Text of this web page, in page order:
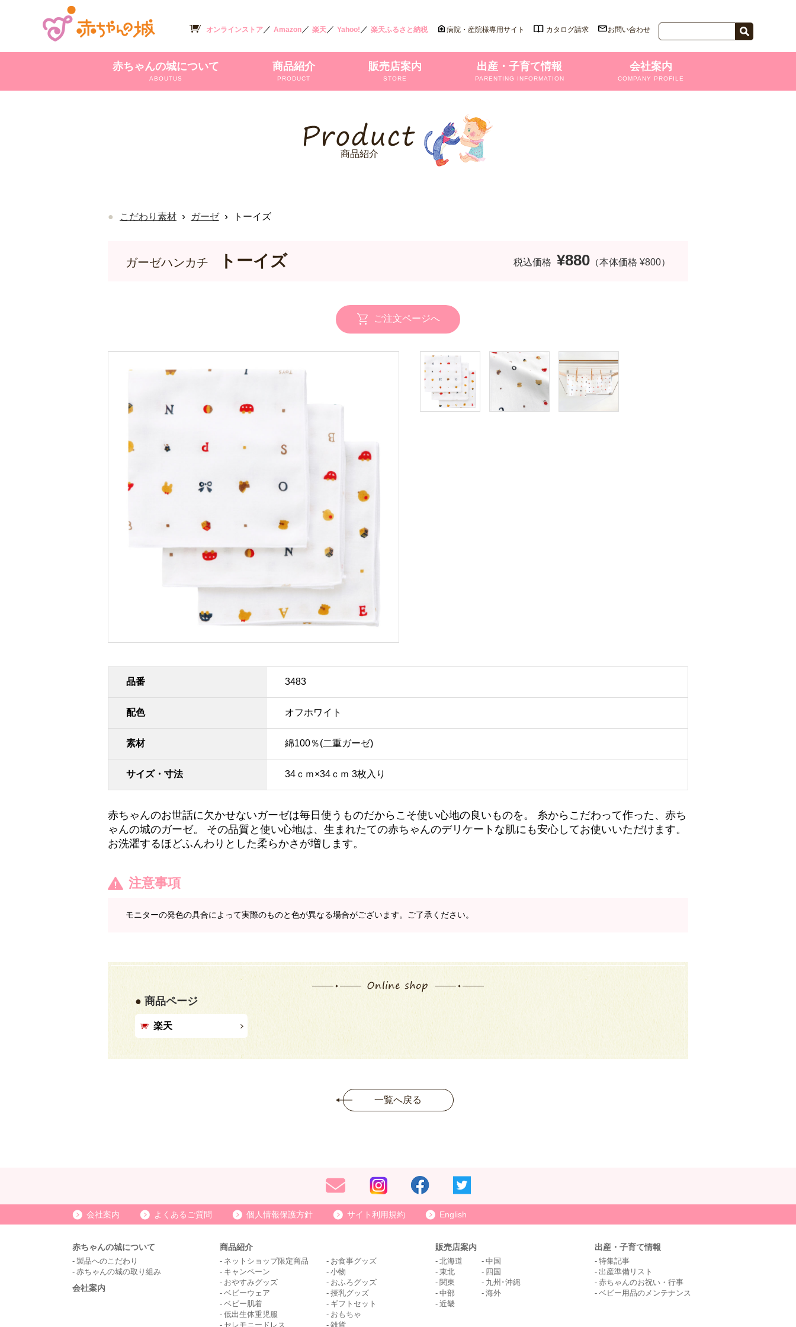
オンラインストア／ Amazon／ 楽天／ Yahoo! ／ 楽天ふるさと納税 病院・産院様専用サイト カタログ請求 お問い合わせ
赤ちゃんの城について
ABOUTUS
商品紹介
PRODUCT
販売店案内
STORE
出産・子育て情報
PARENTING INFORMATION
会社案内
COMPANY PROFILE
商品紹介
こだわり素材 › ガーゼ › トーイズ
ガーゼハンカチ トーイズ 税込価格 ¥880 （本体価格 ¥800）
ご注文ページへ
品番 3483
配色 オフホワイト
素材 綿100％(二重ガーゼ)
サイズ・寸法 34ｃｍ×34ｃｍ 3枚入り
赤ちゃんのお世話に欠かせないガーゼは毎日使うものだからこそ使い心地の良いものを。 糸からこだわって作った、赤ち
ゃんの城のガーゼ。 その品質と使い心地は、生まれたての赤ちゃんのデリケートな肌にも安心してお使いいただけます。
お洗濯するほどふんわりとした柔らかさが増します。
注意事項
モニターの発色の具合によって実際のものと色が異なる場合がございます。ご了承ください。
商品ページ
楽天
一覧へ戻る
会社案内 よくあるご質問 個人情報保護方針 サイト利用規約 English
赤ちゃんの城について
製品へのこだわり
赤ちゃんの城の取り組み
会社案内
商品紹介
ネットショップ限定商品
キャンペーン
おやすみグッズ
ベビーウェア
ベビー肌着
低出生体重児服
セレモニードレス
お食事グッズ
小物
おふろグッズ
授乳グッズ
ギフトセット
おもちゃ
雑貨
販売店案内
北海道
東北
関東
中部
近畿
中国
四国
九州･沖縄
海外
出産・子育て情報
特集記事
出産準備リスト
赤ちゃんのお祝い・行事
ベビー用品のメンテナンス